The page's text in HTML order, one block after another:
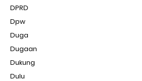
DPRD
Dpw
Duga
Dugaan
Dukung
Dulu